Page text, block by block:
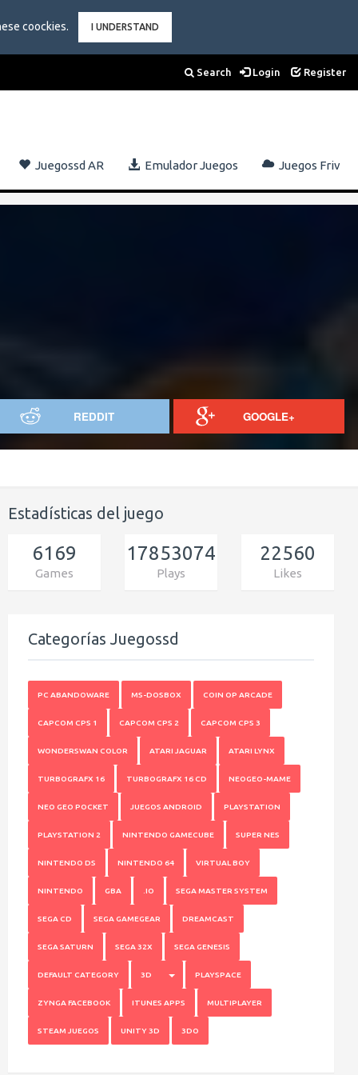
coockies. I UNDERSTAND
Search Login Register
Juegossd AR Emulador Juegos Juegos Friv
REDDIT GOOGLE+
Estadísticas del juego
6169
Games
17853074
Plays
22560
Likes
Categorías Juegossd
PC ABANDOWARE MS-DOSBOX COIN OP ARCADE
CAPCOM CPS 1 CAPCOM CPS 2 CAPCOM CPS 3
WONDERSWAN COLOR ATARI JAGUAR ATARI LYNX
TURBOGRAFX 16 TURBOGRAFX 16 CD NEOGEO-MAME
NEO GEO POCKET JUEGOS ANDROID PLAYSTATION
PLAYSTATION 2 NINTENDO GAMECUBE SUPER NES
NINTENDO DS NINTENDO 64 VIRTUAL BOY
NINTENDO GBA .IO SEGA MASTER SYSTEM
SEGA CD SEGA GAMEGEAR DREAMCAST
SEGA SATURN SEGA 32X SEGA GENESIS
DEFAULT CATEGORY 3D TOGGLE DROPDOWN
PLAYSPACE
ZYNGA FACEBOOK ITUNES APPS MULTIPLAYER
STEAM JUEGOS UNITY 3D 3DO